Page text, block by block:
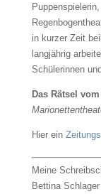
in kurzer Zeit
langjährig
Schülerinnen
Das Rätsel
Hier ein
Meine
Bettina